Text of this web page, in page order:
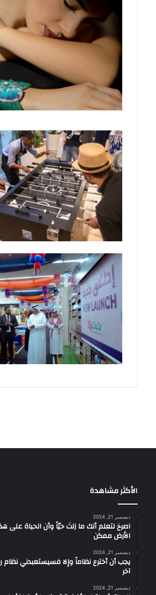
الأكثر مشاهدة
ديسمبر 21, 2024
‫اصرخ لتعلم أنك ما زلتَ حيّاً وأن الحياة على
الأرض ممكن
ديسمبر 21, 2024
يجب أن أخترع نظاماً وإلا فسيستعبدني نظام
آخر
ديسمبر 21, 2024